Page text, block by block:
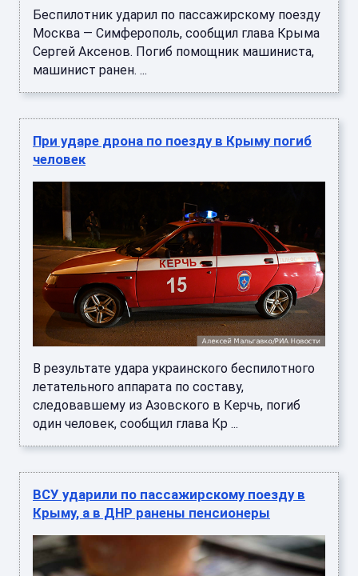
Беспилотник ударил по пассажирскому поезду
Москва — Симферополь, сообщил глава Крыма
Сергей Аксенов. Погиб помощник машиниста,
машинист ранен. ...
При ударе дрона по поезду в Крыму погиб
человек
В результате удара украинского беспилотного
летательного аппарата по составу,
следовавшему из Азовского в Керчь, погиб
один человек, сообщил глава Кр ...
ВСУ ударили по пассажирскому поезду в
Крыму, а в ДНР ранены пенсионеры